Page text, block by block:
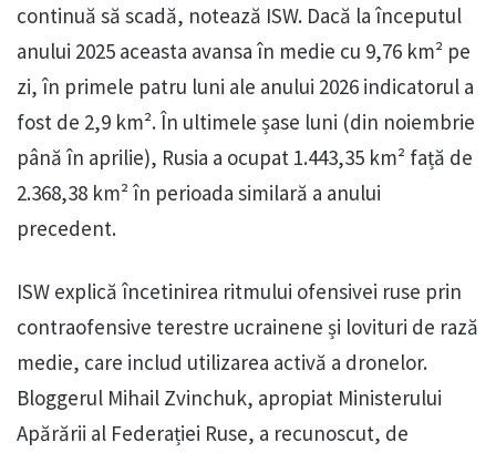
continuă să scadă, notează ISW. Dacă la începutul
anului 2025 aceasta avansa în medie cu 9,76 km² pe
zi, în primele patru luni ale anului 2026 indicatorul a
fost de 2,9 km². În ultimele șase luni (din noiembrie
până în aprilie), Rusia a ocupat 1.443,35 km² față de
2.368,38 km² în perioada similară a anului
precedent.
ISW explică încetinirea ritmului ofensivei ruse prin
contraofensive terestre ucrainene și lovituri de rază
medie, care includ utilizarea activă a dronelor.
Bloggerul Mihail Zvinchuk, apropiat Ministerului
Apărării al Federației Ruse, a recunoscut, de